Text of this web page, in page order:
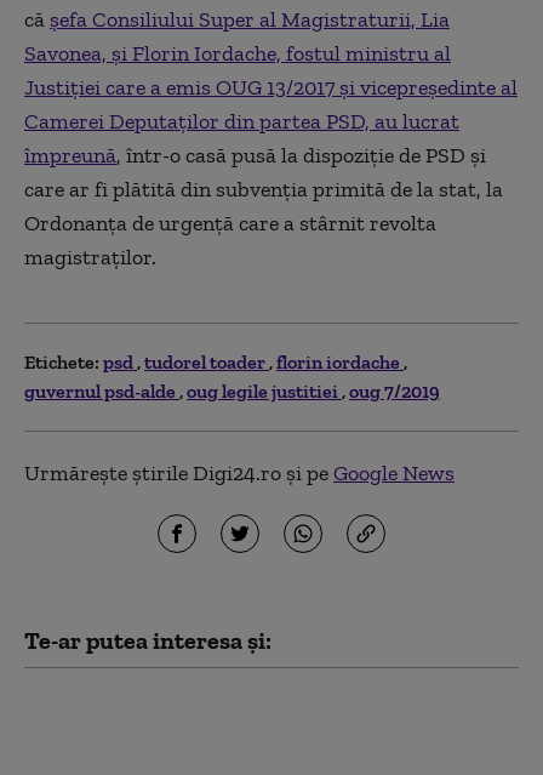
că șefa Consiliului Super al Magistraturii, Lia
Savonea, și Florin Iordache, fostul ministru al
Justiției care a emis OUG 13/2017 și vicepreşedinte al
Camerei Deputaților din partea PSD, au lucrat
împreună, într-o casă pusă la dispoziție de PSD și
care ar fi plătită din subvenția primită de la stat, la
Ordonanța de urgență care a stârnit revolta
magistraților.
Etichete: psd tudorel toader florin iordache
guvernul psd-alde oug legile justitiei oug 7/2019
Urmărește știrile Digi24.ro și peGoogle News
Te-ar putea interesa și: